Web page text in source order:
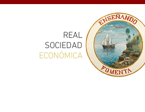
REAL
SOCIEDAD
ECONÓMICA